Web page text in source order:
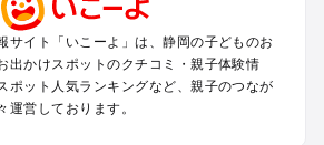
のプールお出かけ
かけ
かけ
ールお出かけ
サイト「いこーよ」は、静岡の子どものお
出かけスポットのクチコミ・親子体験情
ポット人気ランキングなど、親子のつなが
運営しております。